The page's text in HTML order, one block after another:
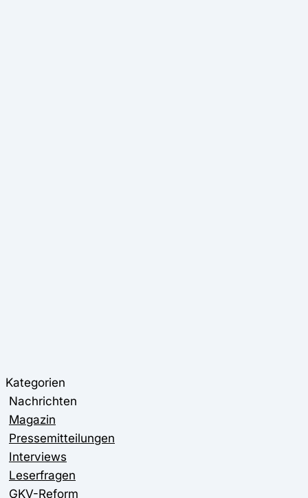
Kategorien
Nachrichten
Magazin
Pressemitteilungen
Interviews
Leserfragen
GKV-Reform